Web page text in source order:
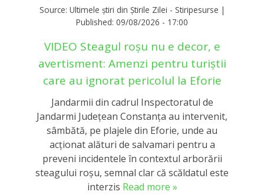
Source: Ultimele știri din Știrile Zilei - Stiripesurse |
Published: 09/08/2026 - 17:00
VIDEO Steagul roșu nu e decor, e
avertisment: Amenzi pentru turiștii
care au ignorat pericolul la Eforie
Jandarmii din cadrul Inspectoratul de
Jandarmi Județean Constanța au intervenit,
sâmbătă, pe plajele din Eforie, unde au
acționat alături de salvamari pentru a
preveni incidentele în contextul arborării
steagului roșu, semnal clar că scăldatul este
interzis Read more »